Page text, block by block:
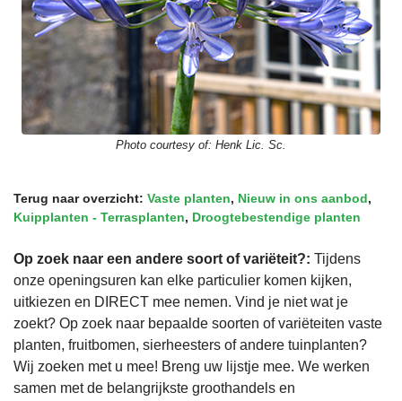
Photo courtesy of: Henk Lic. Sc.
Terug naar overzicht: Vaste planten, Nieuw in ons aanbod,
Kuipplanten - Terrasplanten, Droogtebestendige planten
Op zoek naar een andere soort of variëteit?: Tijdens
onze openingsuren kan elke particulier komen kijken,
uitkiezen en DIRECT mee nemen. Vind je niet wat je
zoekt? Op zoek naar bepaalde soorten of variëteiten vaste
planten, fruitbomen, sierheesters of andere tuinplanten?
Wij zoeken met u mee! Breng uw lijstje mee. We werken
samen met de belangrijkste groothandels en